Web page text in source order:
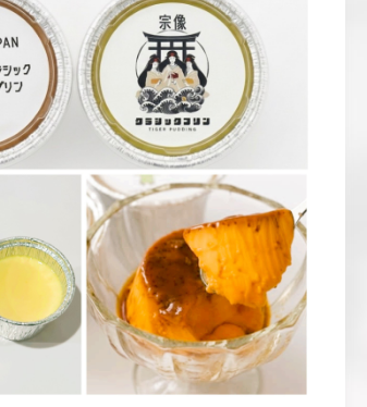
百貨店や道の駅むなかたでも大人気
ギフト・自分へのご褒美に
すべての商品を見る